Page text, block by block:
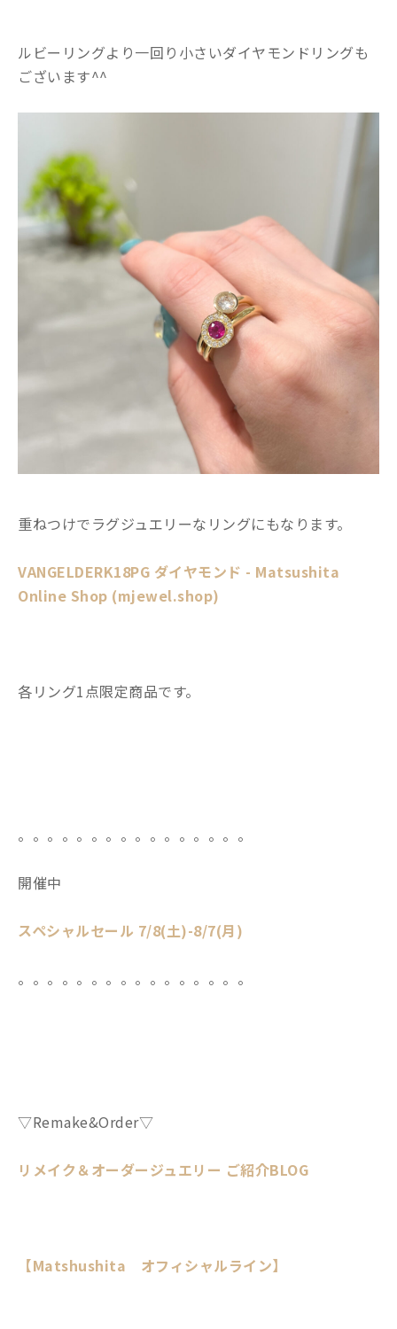
ルビーリングより一回り小さいダイヤモンドリングも
ございます^^
重ねつけでラグジュエリーなリングにもなります。
VANGELDERK18PG ダイヤモンド - Matsushita
Online Shop (mjewel.shop)
各リング1点限定商品です。
。。。。。。。。。。。。。。。。
開催中
スペシャルセール 7/8(土)-8/7(月)
。。。。。。。。。。。。。。。。
▽Remake&Order▽
リメイク＆オーダージュエリー ご紹介BLOG
【Matshushita オフィシャルライン】